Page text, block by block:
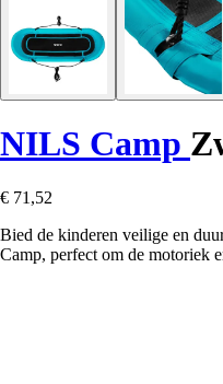
NILS Camp
€ 71,52
Bied de kinderen veilige en
Camp, perfect om de motoriek